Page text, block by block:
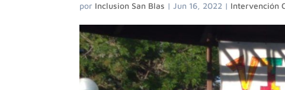
por Inclusion San Blas |Jun 16, 2022 | Intervención